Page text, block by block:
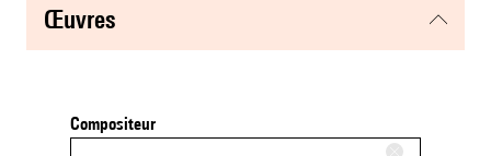
œuvres
Compositeur